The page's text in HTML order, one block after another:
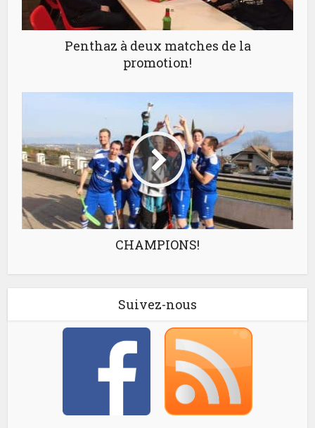
Penthaz à deux matches de la
promotion!
CHAMPIONS!
Suivez-nous